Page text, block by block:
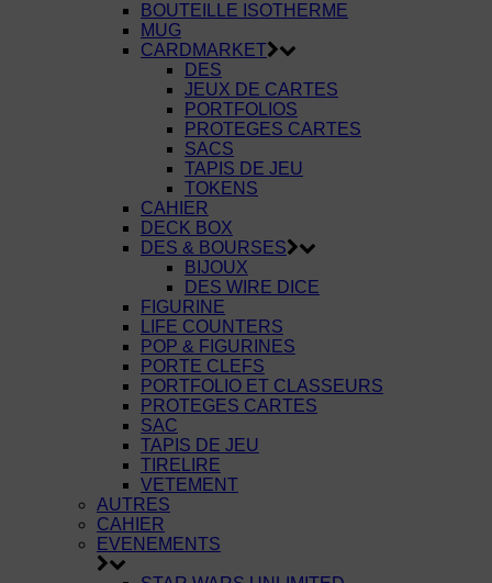
BOUTEILLE ISOTHERME
MUG
CARDMARKET
DES
JEUX DE CARTES
PORTFOLIOS
PROTEGES CARTES
SACS
TAPIS DE JEU
TOKENS
CAHIER
DECK BOX
DES & BOURSES
BIJOUX
DES WIRE DICE
FIGURINE
LIFE COUNTERS
POP & FIGURINES
PORTE CLEFS
PORTFOLIO ET CLASSEURS
PROTEGES CARTES
SAC
TAPIS DE JEU
TIRELIRE
VETEMENT
AUTRES
CAHIER
EVENEMENTS